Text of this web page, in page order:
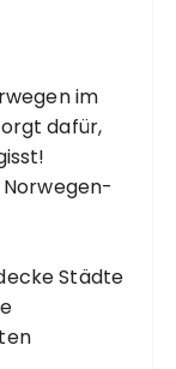
im
dafür,
Städte